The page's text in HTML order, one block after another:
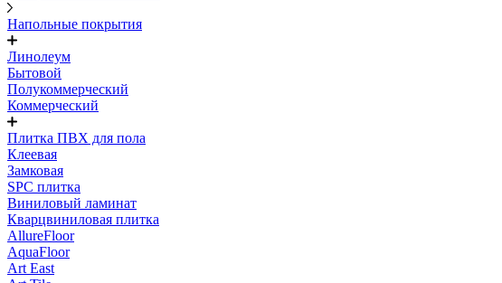
Напольные покрытия
Линолеум
Бытовой
Полукоммерческий
Коммерческий
Плитка ПВХ для пола
Клеевая
Замковая
SPC плитка
Виниловый ламинат
Кварцвиниловая плитка
AllureFloor
AquaFloor
Art East